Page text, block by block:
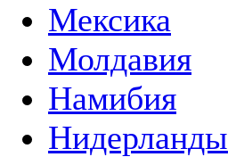
Мексика
Молдавия
Намибия
Нидерланды